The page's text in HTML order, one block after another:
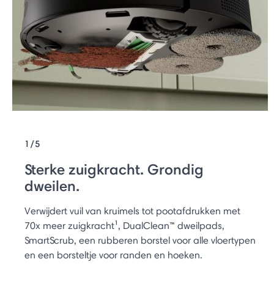
1/5
Sterke zuigkracht. Grondig
dweilen.
Verwijdert vuil van kruimels tot pootafdrukken met
70x meer zuigkracht¹, DualClean™ dweilpads,
SmartScrub, een rubberen borstel voor alle vloertypen
en een borsteltje voor randen en hoeken.